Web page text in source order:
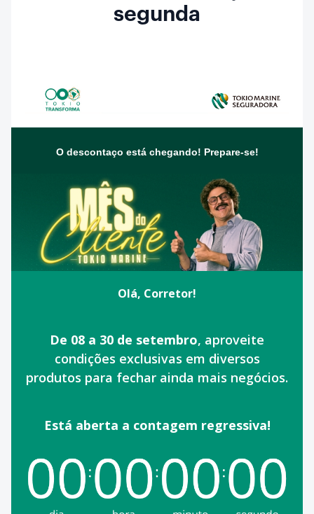
segunda
O descontaço está chegando! Prepare-se!
Olá, Corretor!
De 08 a 30 de setembro, aproveite
condições exclusivas em diversos
produtos para fechar ainda mais negócios.
Está aberta a contagem regressiva!